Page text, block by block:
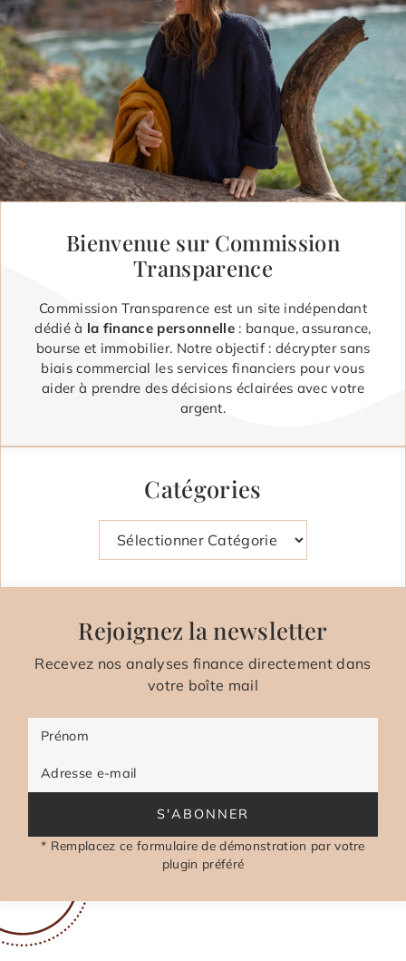
Bienvenue sur Commission
Transparence
Commission Transparence est un site indépendant
dédié à la finance personnelle: banque, assurance,
bourse et immobilier. Notre objectif : décrypter sans
biais commercial les services financiers pour vous
aider à prendre des décisions éclairées avec votre
argent.
Catégories
Rejoignez la newsletter
Recevez nos analyses finance directement dans
votre boîte mail
Prénom
Adresse e-mail
S'ABONNER
* Remplacez ce formulaire de démonstration par votre
plugin préféré